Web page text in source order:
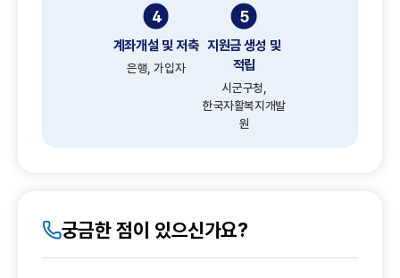
4
계좌개설 및 저축
은행, 가입자
5
지원금 생성 및
적립
시군구청,
한국자활복지개발
원
궁금한 점이 있으신가요?